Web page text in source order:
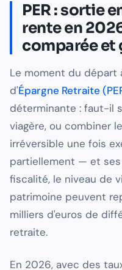
PER : sortie
rente en
comparée et
Le moment du départ
d'Épargne Retraite
déterminante : faut-il
viagère, ou combiner
irréversible une fois
partiellement — et
fiscalité, le niveau de
patrimoine peuvent
milliers d'euros de
retraite.
En 2026, avec des